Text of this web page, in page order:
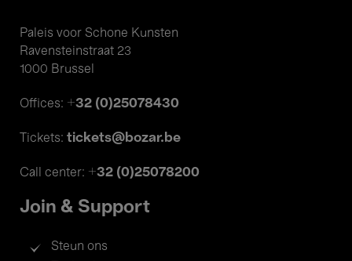
Paleis voor Schone Kunsten
Ravensteinstraat 23
1000 Brussel
Offices: +32 (0)25078430
Tickets: tickets@bozar.be
Call center: +32 (0)25078200
Join & Support
Steun ons